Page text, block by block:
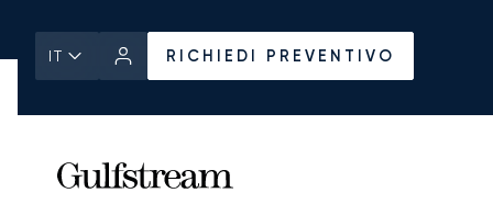
IT RICHIEDI PREVENTIVO